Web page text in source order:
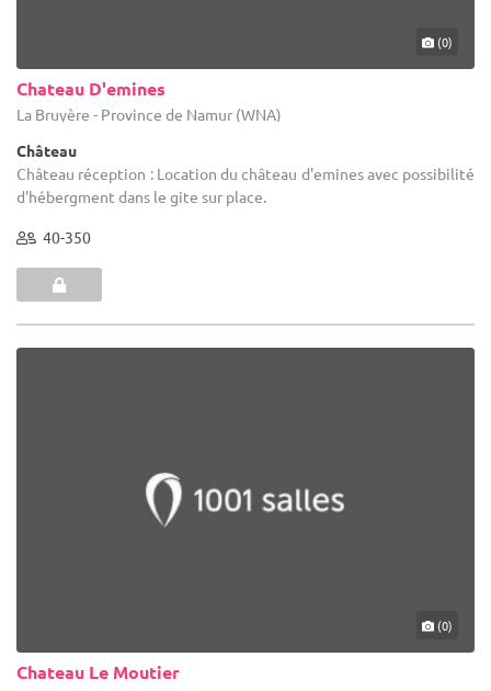
(0)
Chateau D'emines
La Bruyère - Province de Namur (WNA)
Château
Château réception : Location du château d'emines avec possibilité
d'hébergment dans le gite sur place.
40-350
(0)
Chateau Le Moutier